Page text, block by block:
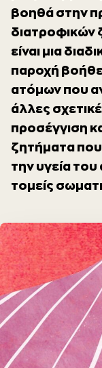
βοηθά στην
διατροφικών
είναι μια
παροχή
ατόμων που
άλλες
προσέγγιση
ζητήματα
την υγεία του
τομείς